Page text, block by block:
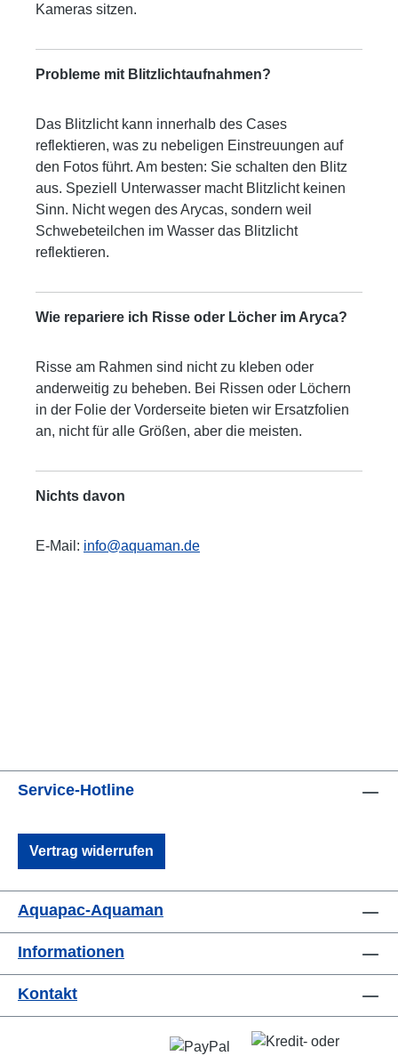
Kameras sitzen.
Probleme mit Blitzlichtaufnahmen?
Das Blitzlicht kann innerhalb des Cases
reflektieren, was zu nebeligen Einstreuungen auf
den Fotos führt. Am besten: Sie schalten den Blitz
aus. Speziell Unterwasser macht Blitzlicht keinen
Sinn. Nicht wegen des Arycas, sondern weil
Schwebeteilchen im Wasser das Blitzlicht
reflektieren.
Wie repariere ich Risse oder Löcher im Aryca?
Risse am Rahmen sind nicht zu kleben oder
anderweitig zu beheben. Bei Rissen oder Löchern
in der Folie der Vorderseite bieten wir Ersatzfolien
an, nicht für alle Größen, aber die meisten.
Nichts davon
E-Mail: info@aquaman.de
Service-Hotline
Vertrag widerrufen
Aquapac-Aquaman
Informationen
Kontakt